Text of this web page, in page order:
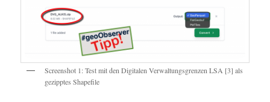
Screenshot 1: Test mit den Digitalen Verwaltungsgrenzen LSA [3] als
gezipptes Shapefile